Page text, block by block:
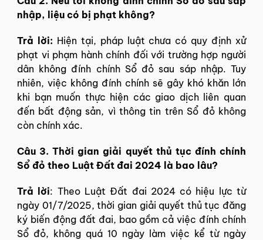
nhập, liệu có bị phạt không?
Trả lời: Hiện tại, pháp luật chưa có quy định xử
phạt vi phạm hành chính đối với trường hợp người
dân không đính chính Sổ đỏ sau sáp nhập. Tuy
nhiên, việc không đính chính sẽ gây khó khăn lớn
khi bạn muốn thực hiện các giao dịch liên quan
đến bất động sản, vì thông tin trên Sổ đỏ không
còn chính xác.
Câu 3. Thời gian giải quyết thủ tục đính chính
Sổ đỏ theo Luật Đất đai 2024 là bao lâu?
Trả lời: Theo Luật Đất đai 2024 có hiệu lực từ
ngày 01/7/2025, thời gian giải quyết thủ tục đăng
ký biến động đất đai, bao gồm cả việc đính chính
Sổ đỏ, không quá 10 ngày làm việc kể từ ngày